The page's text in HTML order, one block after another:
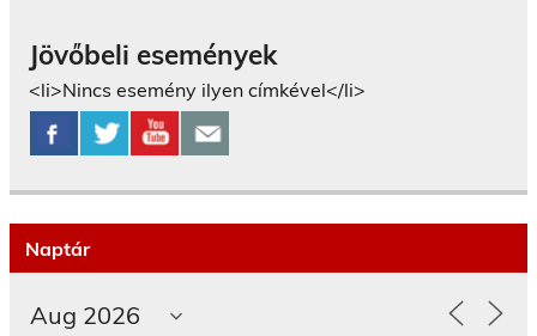
Jövőbeli események
<li>Nincs esemény ilyen címkével</li>
Naptár